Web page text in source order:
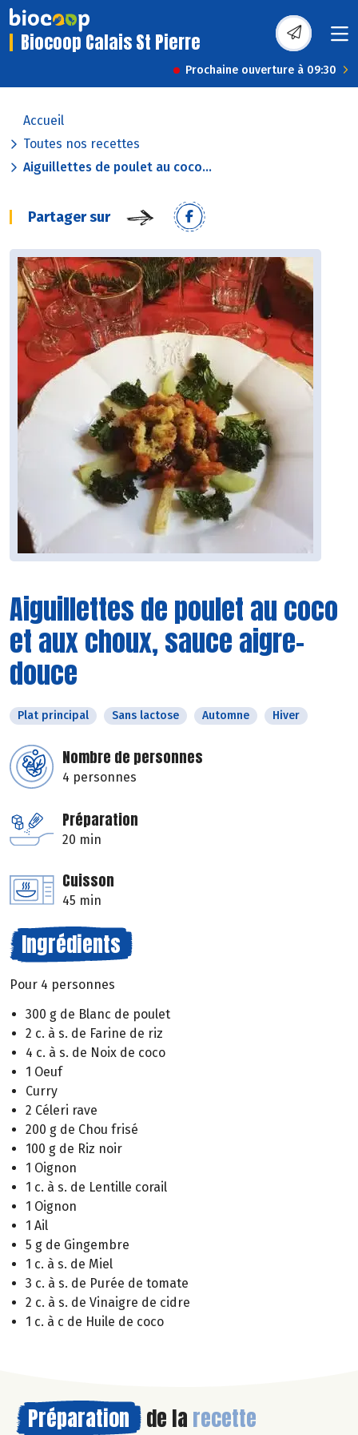
Biocoop Calais St Pierre
Prochaine ouverture à 09:30
Accueil
Toutes nos recettes
Aiguillettes de poulet au coco...
Partager sur
Aiguillettes de poulet au coco
et aux choux, sauce aigre-
douce
Plat principal Sans lactose Automne Hiver
Nombre de personnes
4 personnes
Préparation
20 min
Cuisson
45 min
Ingrédients
Pour 4 personnes
300 g de Blanc de poulet
2 c. à s. de Farine de riz
4 c. à s. de Noix de coco
1 Oeuf
Curry
2 Céleri rave
200 g de Chou frisé
100 g de Riz noir
1 Oignon
1 c. à s. de Lentille corail
1 Oignon
1 Ail
5 g de Gingembre
1 c. à s. de Miel
3 c. à s. de Purée de tomate
2 c. à s. de Vinaigre de cidre
1 c. à c de Huile de coco
Préparation de la recette